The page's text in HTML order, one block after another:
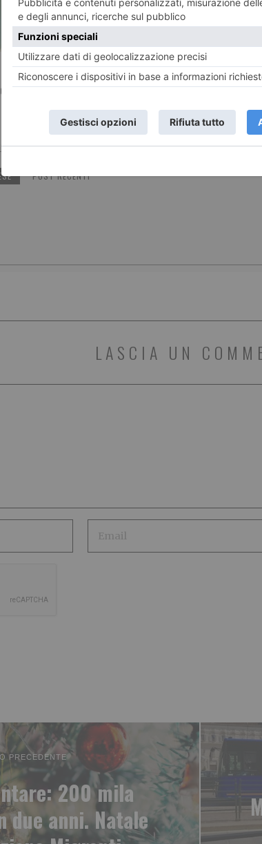
77
8 AGOSTO 2026
Pusher in monopattino
manette
POST RECENTI
LASCIA UN
PRECEDENTE
200 mila
anni. Natale